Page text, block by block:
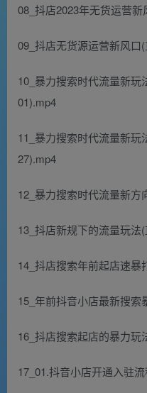
08_抖店2023年无货运营
09_抖店无货源运营新风口
10_暴力搜索时代流量新玩
01).mp4
11_暴力搜索时代流量新玩
27).mp4
12_暴力搜索时代流量新方
13_抖店新规下的流量玩法
14_抖店搜索年前起店速暴
15_年前抖音小店最新搜索
16_抖店搜索起店的暴力玩
17_01.抖音小店开通入驻